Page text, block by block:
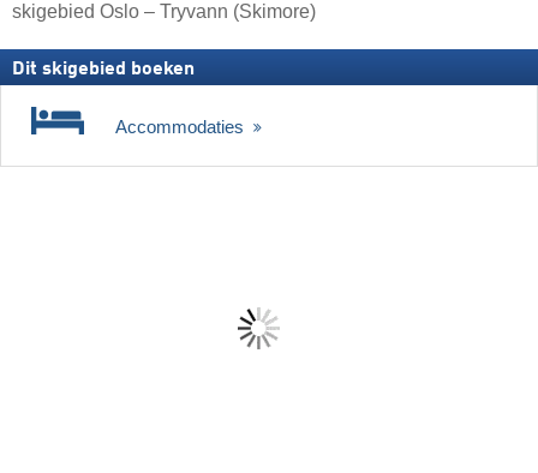
skigebied Oslo – Tryvann (Skimore)
Dit skigebied boeken
Accommodaties